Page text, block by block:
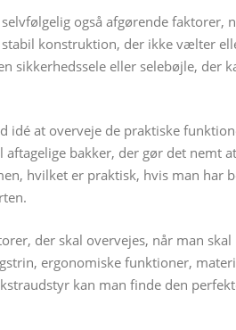
også afgørende
konstruktion, der ikke vælter
sikkerhedssele eller selebøjle, der
idé at overveje de praktiske
aftagelige bakker, der gør det nemt
hvilket er praktisk, hvis man har
der skal overvejes, når man
ergonomiske funktioner,
kan man finde den